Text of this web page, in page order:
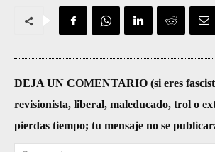
DEJA UN COMENTARIO (si eres
revisionista, liberal, maleducado, trol o
pierdas tiempo; tu mensaje no se